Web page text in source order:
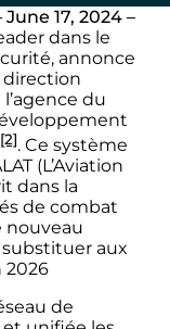
17, 2024 –
dans le
annonce
direction
du
[2]. Ce système
(L’Aviation
dans la
de combat
nouveau
substituer aux
2026
de